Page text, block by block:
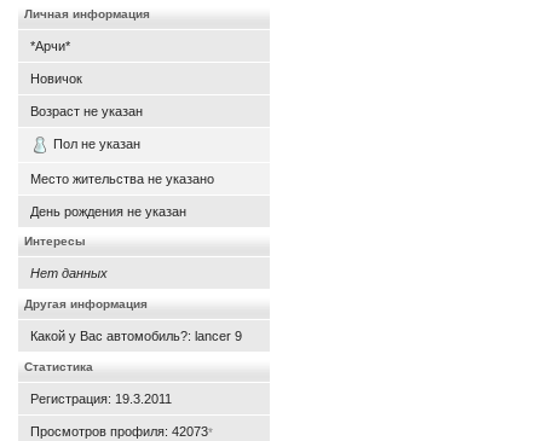
Личная информация
*Арчи*
Новичок
Возраст не указан
Пол не указан
Место жительства не указано
День рождения не указан
Интересы
Нет данных
Другая информация
Какой у Вас автомобиль?: lancer 9
Статистика
Регистрация: 19.3.2011
Просмотров профиля: 42073*